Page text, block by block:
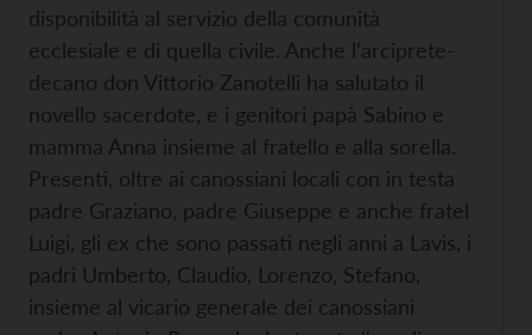
disponibilità al servizio della comunità
ecclesiale e di quella civile. Anche l'arciprete-
decano don Vittorio Zanotelli ha salutato il
novello sacerdote, e i genitori papà Sabino e
mamma Anna insieme al fratello e alla sorella.
Presenti, oltre ai canossiani locali con in testa
padre Graziano, padre Giuseppe e anche fratel
Luigi, gli ex che sono passati negli anni a Lavis, i
padri Umberto, Claudio, Lorenzo, Stefano,
insieme al vicario generale dei canossiani